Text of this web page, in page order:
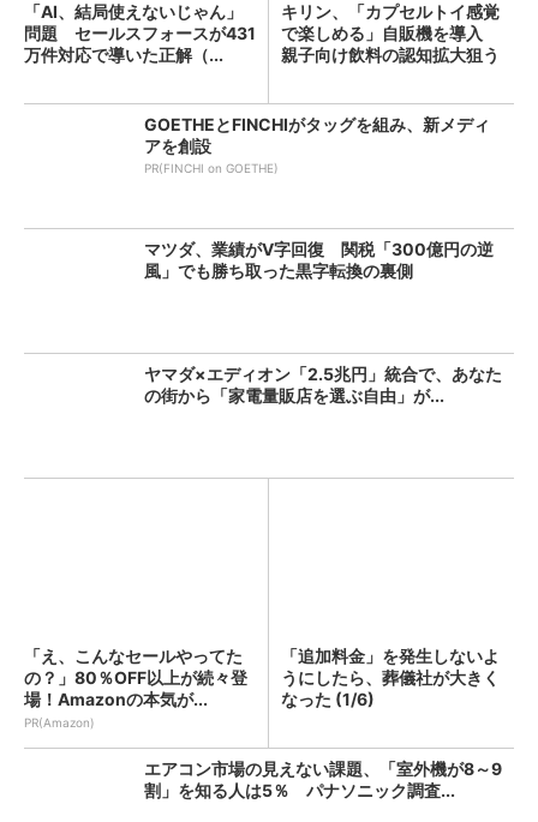
「AI、結局使えないじゃん」
問題 セールスフォースが431
万件対応で導いた正解（...
キリン、「カプセルトイ感覚
で楽しめる」自販機を導入
親子向け飲料の認知拡大狙う
GOETHEとFINCHIがタッグを組み、新メディ
アを創設
PR(FINCHI on GOETHE)
マツダ、業績がV字回復 関税「300億円の逆
風」でも勝ち取った黒字転換の裏側
ヤマダ×エディオン「2.5兆円」統合で、あなた
の街から「家電量販店を選ぶ自由」が...
「え、こんなセールやってた
の？」80％OFF以上が続々登
場！Amazonの本気が...
PR(Amazon)
「追加料金」を発生しないよ
うにしたら、葬儀社が大きく
なった (1/6)
エアコン市場の見えない課題、「室外機が8～9
割」を知る人は5％ パナソニック調査...